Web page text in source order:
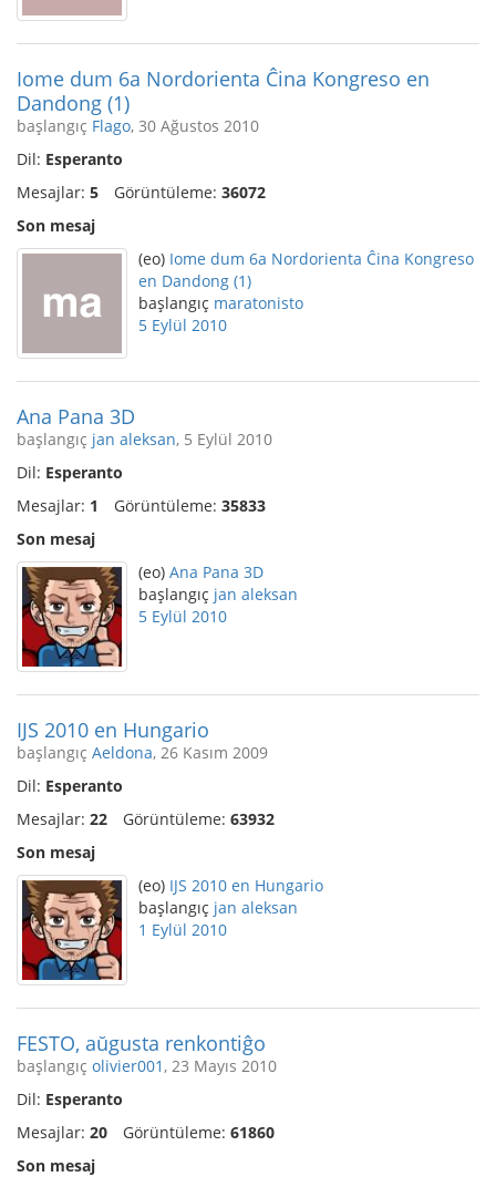
Iome dum 6a Nordorienta Ĉina Kongreso en
Dandong (1)
başlangıç Flago, 30 Ağustos 2010
Dil: Esperanto
Mesajlar: 5 Görüntüleme: 36072
Son mesaj
(eo) Iome dum 6a Nordorienta Ĉina Kongreso
en Dandong (1)
başlangıç maratonisto
5 Eylül 2010
Ana Pana 3D
başlangıç jan aleksan, 5 Eylül 2010
Dil: Esperanto
Mesajlar: 1 Görüntüleme: 35833
Son mesaj
(eo) Ana Pana 3D
başlangıç jan aleksan
5 Eylül 2010
IJS 2010 en Hungario
başlangıç Aeldona, 26 Kasım 2009
Dil: Esperanto
Mesajlar: 22 Görüntüleme: 63932
Son mesaj
(eo) IJS 2010 en Hungario
başlangıç jan aleksan
1 Eylül 2010
FESTO, aŭgusta renkontiĝo
başlangıç olivier001 , 23 Mayıs 2010
Dil: Esperanto
Mesajlar: 20 Görüntüleme: 61860
Son mesaj